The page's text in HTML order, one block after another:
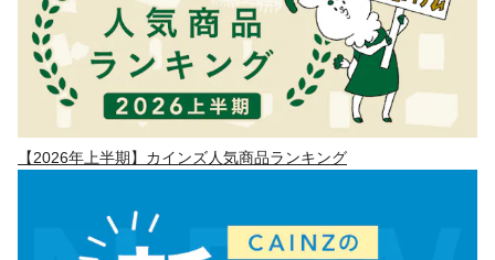
【2026年上半期】カインズ人気商品ランキング